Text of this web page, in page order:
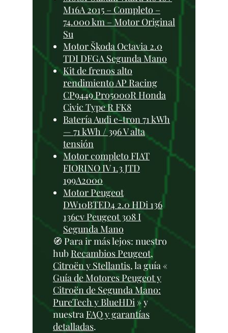
M16A 2015 – Completo –
74.000 km – Motor Original
Su
Motor Škoda Octavia 2.0
TDI DFGA Segunda Mano
Kit de frenos alto
rendimiento AP Racing
CP9449 Pro5000R Honda
Civic Type R FK8
Batería Audi e-tron 71 kWh
— 71 kWh / 396 V alta
tensión
Motor completo FIAT
FIORINO IV 1.3 JTD
199A2000
Motor Peugeot
DW10BTED4 2.0 HDi 136
136cv Peugeot 308 I
Segunda Mano
🧭 Para ir más lejos: nuestro
hub Recambios Peugeot,
Citroën y Stellantis, la guía «
Guía de Motores Peugeot y
Citroën de Segunda Mano:
PureTech y BlueHDi » y
nuestra FAQ y garantías
detalladas.